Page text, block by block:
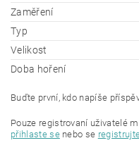
Zaměření
Typ
Velikost
Doba hoření
Buďte první, kdo napíše
Pouze registrovaní uživatelé
přihlaste senebo se